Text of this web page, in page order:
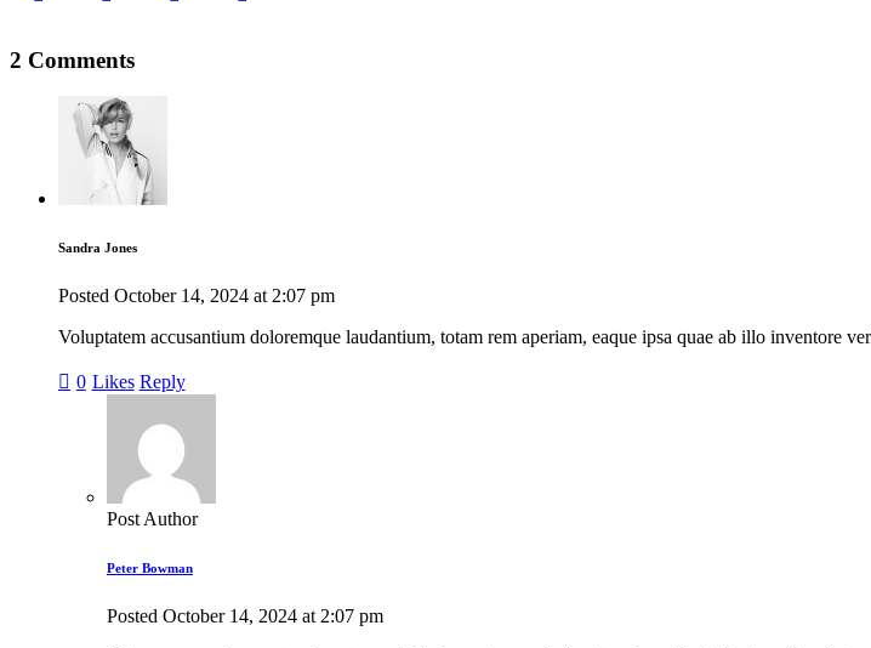
2 Comments
Sandra Jones
Posted October 14, 2024 at 2:07 pm
Voluptatem accusantium doloremque laudantium, totam rem aperiam, eaque ipsa quae ab illo inventore
0 Likes Reply
Post Author
Peter Bowman
Posted October 14, 2024 at 2:07 pm